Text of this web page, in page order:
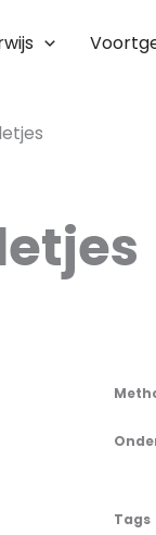
Tags